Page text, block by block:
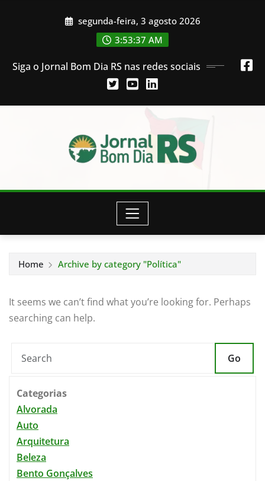
segunda-feira, 3 agosto 2026
3:53:37 AM
Siga o Jornal Bom Dia RS nas redes sociais
Home Archive by category "Política"
It seems we can’t find what you’re looking for. Perhaps
searching can help.
Go
Categorias
Alvorada
Auto
Arquitetura
Beleza
Bento Gonçalves